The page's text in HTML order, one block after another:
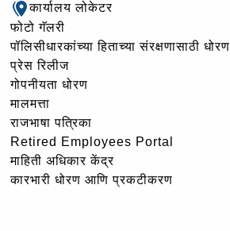
कार्यालय लोकेटर
फोटो गॅलरी
पॉलिसीधारकांच्या हिताच्या संरक्षणासाठी धोरण
प्रेस रिलीज
गोपनीयता धोरण
मालमत्ता
राजभाषा पत्रिका
Retired Employees Portal
माहिती अधिकार केंद्र
कारभारी धोरण आणि प्रकटीकरण